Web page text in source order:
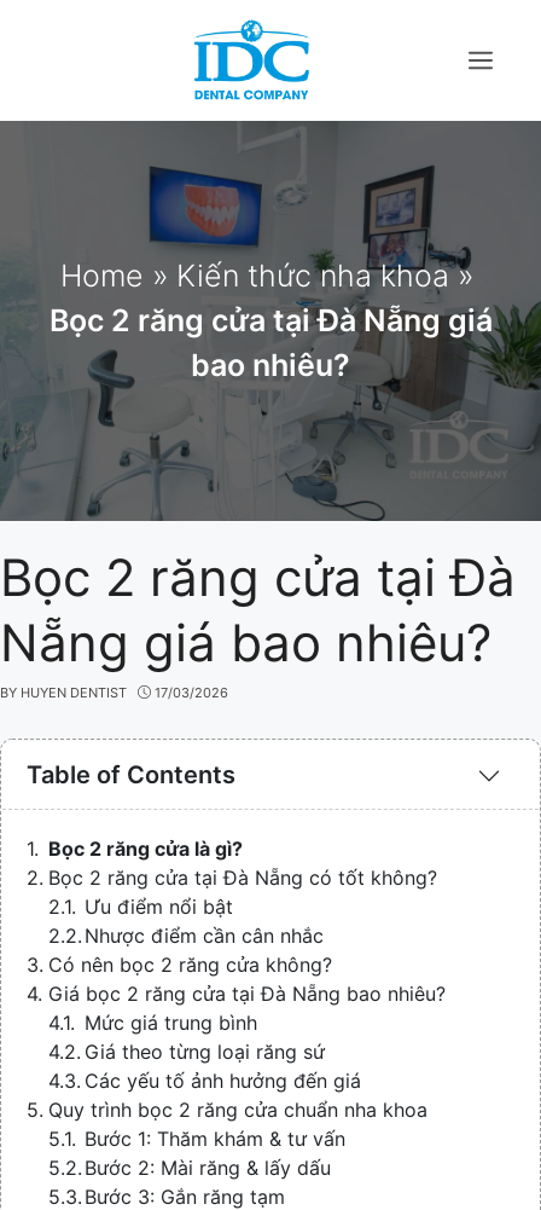
Home » Kiến thức nha khoa »
Bọc 2 răng cửa tại Đà Nẵng giá
bao nhiêu?
Bọc 2 răng cửa tại Đà
Nẵng giá bao nhiêu?
BY HUYEN DENTIST 17/03/2026
Table of Contents
Bọc 2 răng cửa là gì?
Bọc 2 răng cửa tại Đà Nẵng có tốt không?
Ưu điểm nổi bật
Nhược điểm cần cân nhắc
Có nên bọc 2 răng cửa không?
Giá bọc 2 răng cửa tại Đà Nẵng bao nhiêu?
Mức giá trung bình
Giá theo từng loại răng sứ
Các yếu tố ảnh hưởng đến giá
Quy trình bọc 2 răng cửa chuẩn nha khoa
Bước 1: Thăm khám & tư vấn
Bước 2: Mài răng & lấy dấu
Bước 3: Gắn răng tạm